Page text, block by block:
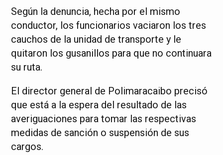
Según la denuncia, hecha por el mismo
conductor, los funcionarios vaciaron los tres
cauchos de la unidad de transporte y le
quitaron los gusanillos para que no continuara
su ruta.
El director general de Polimaracaibo precisó
que está a la espera del resultado de las
averiguaciones para tomar las respectivas
medidas de sanción o suspensión de sus
cargos.